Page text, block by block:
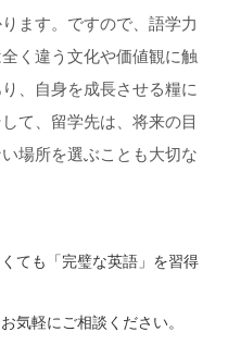
ます。ですので、語学力
く違う文化や価値観に触
、自身を成長させる糧に
て、留学先は、将来の目
場所を選ぶことも大切な
ても「完璧な英語」を習得
気軽にご相談ください。